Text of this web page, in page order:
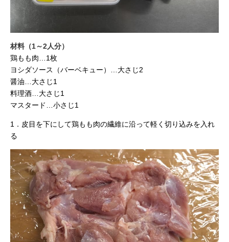
材料（1～2人分）
鶏もも肉…1枚
ヨシダソース（バーベキュー）…大さじ2
醤油…大さじ1
料理酒…大さじ1
マスタード…小さじ1
1．皮目を下にして鶏もも肉の繊維に沿って軽く切り込みを入れ
る